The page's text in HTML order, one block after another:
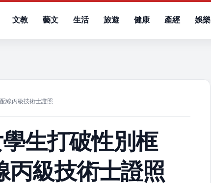
文教 藝文 生活 旅遊 健康 產經 娛樂
線丙級技術士證照
生打破性別框
級技術士證照